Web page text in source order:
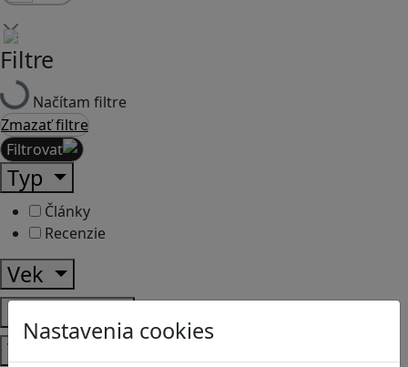
Nastavenia cookies
Filtre
Načítam filtre
Zmazať filtre
Filtrovať
Typ
Články
Recenzie
Vek
Predmety
Témy